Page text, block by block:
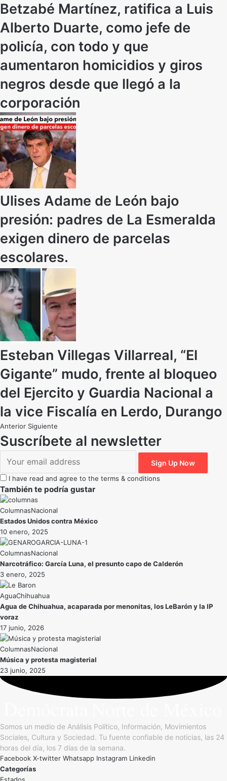
Betzabé Martínez, ratifica a Luis
Alberto Duarte, como jefe de
policía, con todo y que
aumentaron homicidios y giros
negros desde que llegó a la
corporación
Ulises Adame de León bajo
presión: padres de La Esmeralda
exigen dinero de parcelas
escolares.
Esteban Villegas Villarreal, “El
Gigante” mudo, frente al bloqueo
del Ejercito y Guardia Nacional a
la vice Fiscalía en Lerdo, Durango
Anterior Siguiente
Suscríbete al newsletter
I have read and agree to the terms & conditions
También te podría gustar
Nacional
Estados Unidos contra México
10 enero, 2025
Nacional
Narcotráfico: García Luna, el presunto capo de Calderón
3 enero, 2025
AguaChihuahua
Agua de Chihuahua, acaparada por menonitas, los LeBarón y la IP
voraz
17 junio, 2026
Nacional
Música y protesta magisterial
23 junio, 2025
Somos un medio de Análisis Político, Información, Movimientos
Sociales, Cultura y Sociedad. Tu fuente confiable de noticias, las 24
horas del día, los 7 días de la semana.
Facebook X-twitter Whatsapp Instagram Linkedin
Categorías